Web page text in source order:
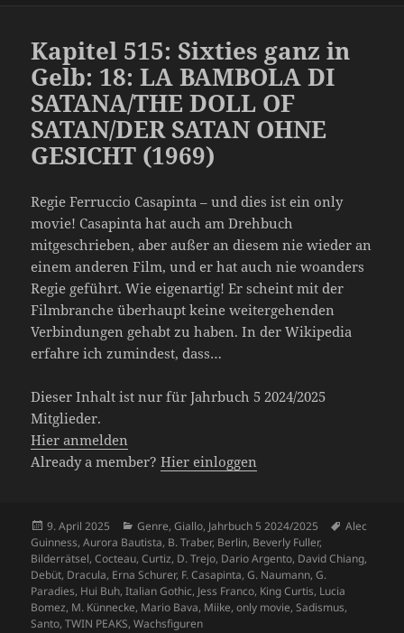
Kapitel 515: Sixties ganz in
Gelb: 18: LA BAMBOLA DI
SATANA/THE DOLL OF
SATAN/DER SATAN OHNE
GESICHT (1969)
Regie Ferruccio Casapinta – und dies ist ein only
movie! Casapinta hat auch am Drehbuch
mitgeschrieben, aber außer an diesem nie wieder an
einem anderen Film, und er hat auch nie woanders
Regie geführt. Wie eigenartig! Er scheint mit der
Filmbranche überhaupt keine weitergehenden
Verbindungen gehabt zu haben. In der Wikipedia
erfahre ich zumindest, dass…
Dieser Inhalt ist nur für Jahrbuch 5 2024/2025
Mitglieder.
Hier anmelden
Already a member?Hier einloggen
Veröffentlicht
am
9. April 2025 Kategorien
Genre,Giallo, Jahrbuch 5 2024/2025
Alec
Guinness,Aurora Bautista, B. Traber, Berlin, Beverly Fuller,
Bilderrätsel,Cocteau,Curtiz, D. Trejo, Dario Argento, David Chiang,
Debüt, Dracula, Erna Schurer, F. Casapinta,G. Naumann,G.
Paradies, Hui Buh,Italian Gothic, Jess Franco, King Curtis, Lucia
Bomez, M. Künnecke, Mario Bava, Miike,only movie,Sadismus,
Santo,TWIN PEAKS,Wachsfiguren